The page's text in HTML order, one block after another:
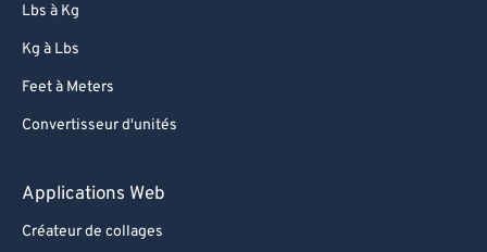
Lbs à Kg
Kg à Lbs
Feet à Meters
Convertisseur d'unités
Applications Web
Créateur de collages